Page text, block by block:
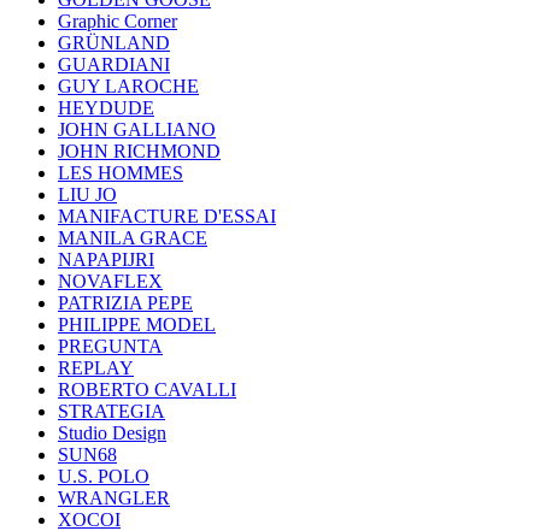
Graphic Corner
GRÜNLAND
GUARDIANI
GUY LAROCHE
HEYDUDE
JOHN GALLIANO
JOHN RICHMOND
LES HOMMES
LIU JO
MANIFACTURE D'ESSAI
MANILA GRACE
NAPAPIJRI
NOVAFLEX
PATRIZIA PEPE
PHILIPPE MODEL
PREGUNTA
REPLAY
ROBERTO CAVALLI
STRATEGIA
Studio Design
SUN68
U.S. POLO
WRANGLER
XOCOI